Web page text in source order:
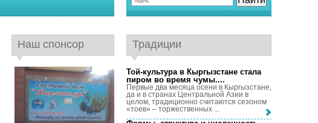
Наш спонсор Традиции
Той-культура в Кыргызстане стала
пиром во время чумы....
Первые два месяца осени в Кыргызстане,
да и в странах Центральной Азии в
целом, традиционно считаются сезоном
«тоев» – торжественных ...